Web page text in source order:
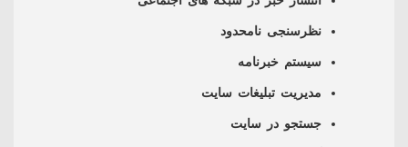
نظرسنجی نامحدود
سیستم خبرنامه
مدیریت تبلیغات سایت
جستجو در سایت